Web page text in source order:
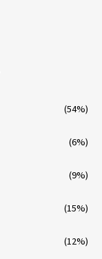
(54%)
(6%)
(9%)
(15%)
(12%)